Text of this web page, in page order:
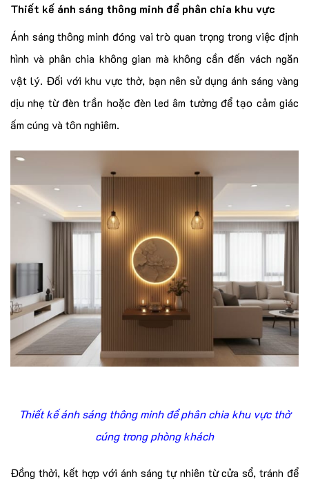
Thiết kế ánh sáng thông minh để phân chia khu vực
Ánh sáng thông minh đóng vai trò quan trọng trong việc định
hình và phân chia không gian mà không cần đến vách ngăn
vật lý. Đối với khu vực thờ, bạn nên sử dụng ánh sáng vàng
dịu nhẹ từ đèn trần hoặc đèn led âm tường để tạo cảm giác
ấm cúng và tôn nghiêm.
Thiết kế ánh sáng thông minh để phân chia khu vực thờ
cúng trong phòng khách
Đồng thời, kết hợp với ánh sáng tự nhiên từ cửa sổ, tránh để